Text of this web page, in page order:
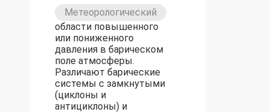
Метеорологический
области повышенного
или пониженного
давления в барическом
поле атмосферы.
Различают барические
системы с замкнутыми
(циклоны и
антициклоны) и